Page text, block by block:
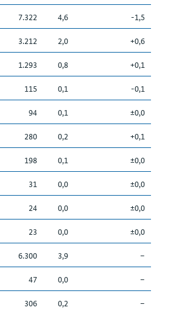
7.322 4,6
-1,5
3.212 2,0
+0,6
1.293 0,8
+0,1
115 0,1
-0,1
94 0,1
±0,0
280 0,2
+0,1
198 0,1
±0,0
31 0,0
±0,0
24 0,0
±0,0
23 0,0
±0,0
6.300 3,9
–
47 0,0
–
306 0,2
–